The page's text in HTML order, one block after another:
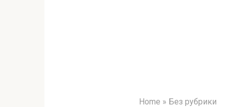
Home » Без рубрики